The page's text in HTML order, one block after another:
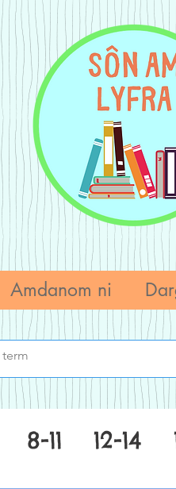
Amdanom ni
8-11 12-14